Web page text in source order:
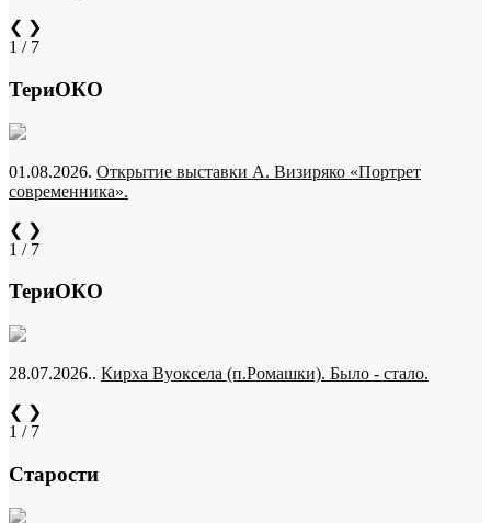
❮ ❯
1 / 7
ТериОКО
01.08.2026. Открытие выставки А. Визиряко «Портрет
современника».
❮ ❯
1 / 7
ТериОКО
28.07.2026.. Кирха Вуоксела (п.Ромашки). Было - стало.
❮ ❯
1 / 7
Старости